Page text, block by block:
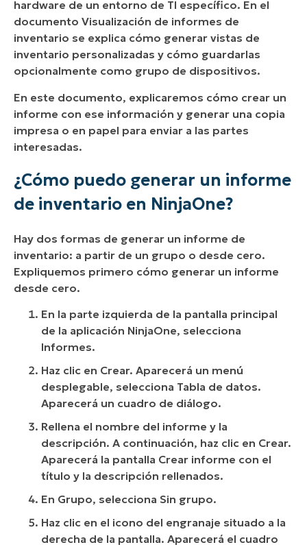
inventario con NinjaOne?
Estrategia para crear un informe de inventario
que enumere todos los dispositivos con menos
de 8 GB de memoria pertenecientes a la
hardware de un entorno de TI específico. En el
documento Visualización de informes de
inventario se explica cómo generar vistas de
inventario personalizadas y cómo guardarlas
opcionalmente como grupo de dispositivos.
En este documento, explicaremos cómo crear un
informe con ese información y generar una copia
impresa o en papel para enviar a las partes
interesadas.
¿Cómo puedo generar un informe
de inventario en NinjaOne?
Hay dos formas de generar un informe de
inventario: a partir de un grupo o desde cero.
Expliquemos primero cómo generar un informe
desde cero.
En la parte izquierda de la pantalla principal
de la aplicación NinjaOne, selecciona
Informes.
Haz clic en Crear. Aparecerá un menú
desplegable, selecciona Tabla de datos.
Aparecerá un cuadro de diálogo.
Rellena el nombre del informe y la
descripción. A continuación, haz clic en Crear.
Aparecerá la pantalla Crear informe con el
título y la descripción rellenados.
En Grupo, selecciona Sin grupo.
Haz clic en el icono del engranaje situado a la
derecha de la pantalla. Aparecerá el cuadro